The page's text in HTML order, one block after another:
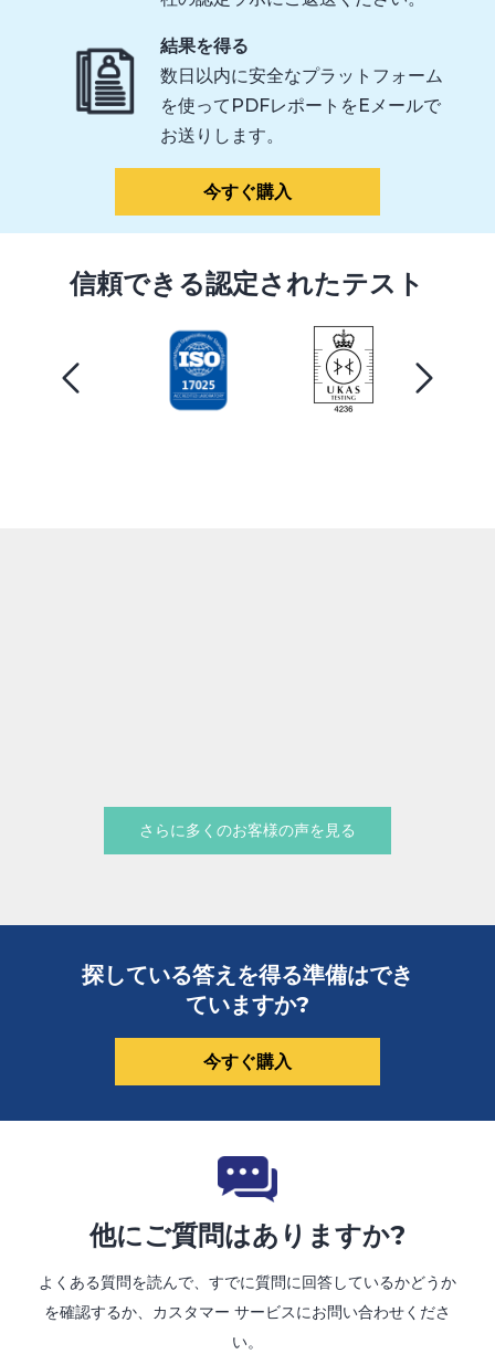
結果を得る
数日以内に安全なプラットフォーム
を使ってPDFレポートをEメールで
お送りします。
今すぐ購入
信頼できる認定されたテスト
さらに多くのお客様の声を見る
探している答えを得る準備はでき
ていますか?
今すぐ購入
他にご質問はありますか?
よくある質問を読んで、すでに質問に回答しているかどうか
を確認するか、カスタマー サービスにお問い合わせくださ
い。